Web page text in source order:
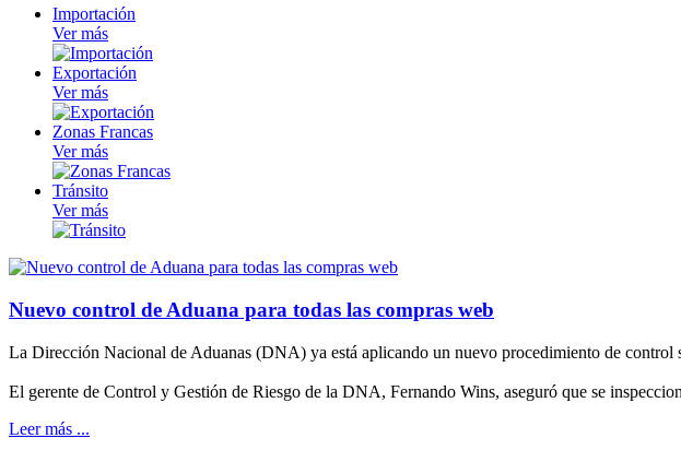
Importación
Ver más
Exportación
Ver más
Zonas Francas
Ver más
Tránsito
Ver más
Nuevo control de Aduana para todas las compras web
La Dirección Nacional de Aduanas (DNA) ya está aplicando un nuevo procedimiento de control
El gerente de Control y Gestión de Riesgo de la DNA, Fernando Wins, aseguró que se
Leer más ...